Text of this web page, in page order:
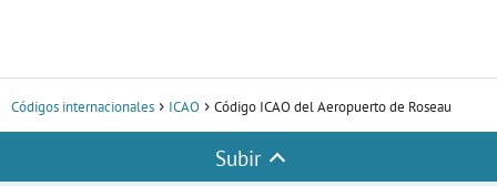
Códigos internacionales ICAO Código ICAO del Aeropuerto de Roseau
Subir